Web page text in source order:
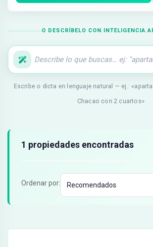
O DESCRÍBELO CON INTELIGENCIA
Escribe o dicta en lenguaje natural — ej.:
Chacao con 2 cuartos»
Resultados de búsqueda
1 propiedades encontradas
Ordenar por: